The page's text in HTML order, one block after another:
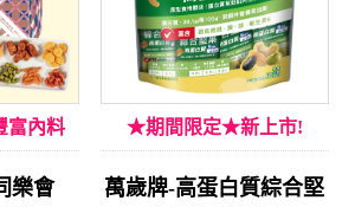
內料
樂會
★期間限定★新上市!
萬歲牌-高蛋白質綜合堅